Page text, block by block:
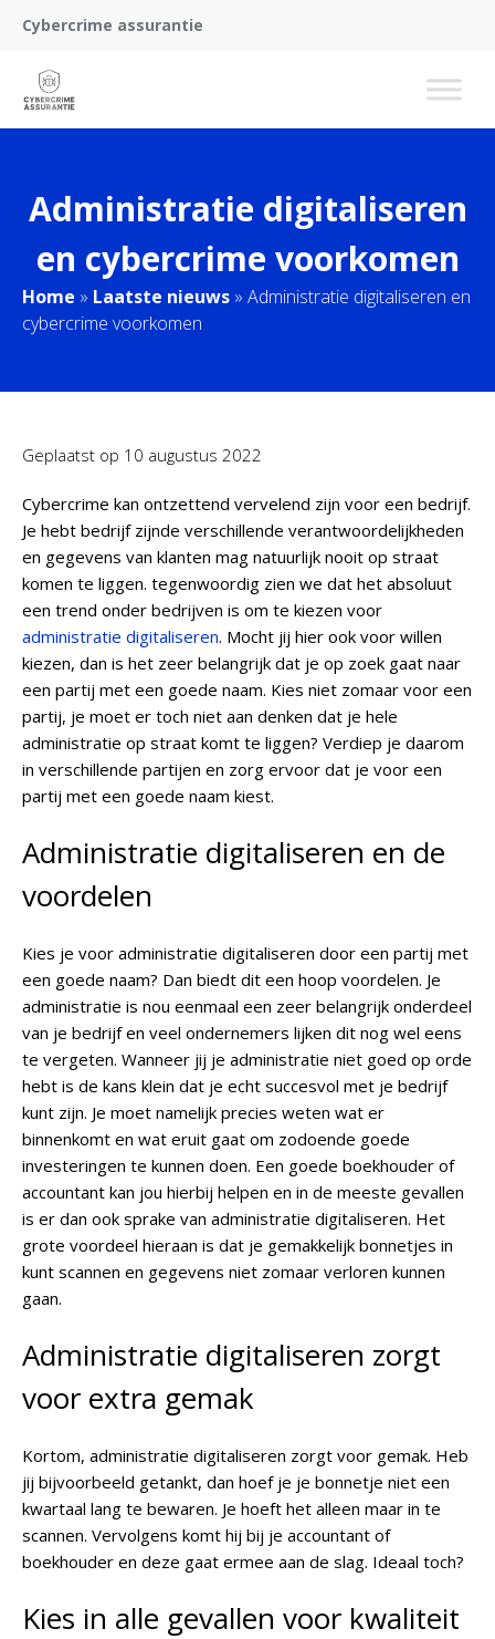
Cybercrime assurantie
Administratie digitaliseren
en cybercrime voorkomen
Home » Laatste nieuws » Administratie digitaliseren en
cybercrime voorkomen
Geplaatst op 10 augustus 2022
Cybercrime kan ontzettend vervelend zijn voor een bedrijf.
Je hebt bedrijf zijnde verschillende verantwoordelijkheden
en gegevens van klanten mag natuurlijk nooit op straat
komen te liggen. tegenwoordig zien we dat het absoluut
een trend onder bedrijven is om te kiezen voor
administratie digitaliseren. Mocht jij hier ook voor willen
kiezen, dan is het zeer belangrijk dat je op zoek gaat naar
een partij met een goede naam. Kies niet zomaar voor een
partij, je moet er toch niet aan denken dat je hele
administratie op straat komt te liggen? Verdiep je daarom
in verschillende partijen en zorg ervoor dat je voor een
partij met een goede naam kiest.
Administratie digitaliseren en de
voordelen
Kies je voor administratie digitaliseren door een partij met
een goede naam? Dan biedt dit een hoop voordelen. Je
administratie is nou eenmaal een zeer belangrijk onderdeel
van je bedrijf en veel ondernemers lijken dit nog wel eens
te vergeten. Wanneer jij je administratie niet goed op orde
hebt is de kans klein dat je echt succesvol met je bedrijf
kunt zijn. Je moet namelijk precies weten wat er
binnenkomt en wat eruit gaat om zodoende goede
investeringen te kunnen doen. Een goede boekhouder of
accountant kan jou hierbij helpen en in de meeste gevallen
is er dan ook sprake van administratie digitaliseren. Het
grote voordeel hieraan is dat je gemakkelijk bonnetjes in
kunt scannen en gegevens niet zomaar verloren kunnen
gaan.
Administratie digitaliseren zorgt
voor extra gemak
Kortom, administratie digitaliseren zorgt voor gemak. Heb
jij bijvoorbeeld getankt, dan hoef je je bonnetje niet een
kwartaal lang te bewaren. Je hoeft het alleen maar in te
scannen. Vervolgens komt hij bij je accountant of
boekhouder en deze gaat ermee aan de slag. Ideaal toch?
Kies in alle gevallen voor kwaliteit